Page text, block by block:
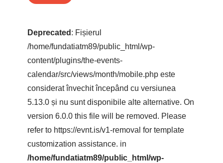
Deprecated : Fișierul
/home/fundatiatm89/public_html/wp-
content/plugins/the-events-
calendar/src/views/month/mobile.php este
considerat învechit începând cu versiunea
5.13.0 și nu sunt disponibile alte alternative. On
version 6.0.0 this file will be removed. Please
refer to https://evnt.is/v1-removal for template
customization assistance. in
/home/fundatiatm89/public_html/wp-